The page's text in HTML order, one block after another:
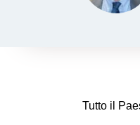
Tutto il